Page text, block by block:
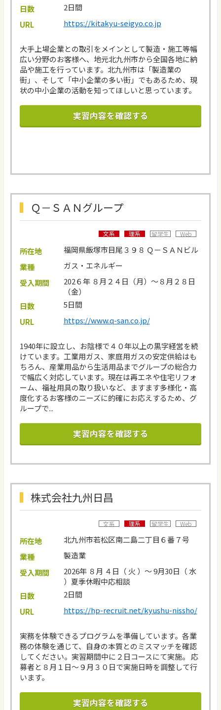
日数
2日間
URL
https://kitakyu-seigyo.co.jp
大手上場企業との取引をメインとして製造・施工等幅
広い分野のお客様へ、地元北九州市から全国各地に納
品や施工を行っています。北九州市は「製造業の
街」、そして「中小企業の多い街」でもあるため、現
状の中小企業の活動を知ってほしいと思っています。
実習内容を確認する
Ｑ－ＳＡＮグループ
文系 理系 留学生 Web
所在地
福岡県飯塚市目尾３９８ Ｑ－ＳＡＮビル
業種
ガス・エネルギー
受入期間
202６年 ８月２４日（月）～８月２８日
（金）
日数
5日間
URL
https://www.q-san.co.jp/
1940年に設立し、お陰様で４０年以上の黒字経営を続
けています。工業用ガス、家庭用ガスの安定供給はも
ちろん、産業用品から生活用品までグループの総合力
で幅広く対応しています。現在は再エネや住宅リフォ
ーム、福祉用具の取り扱いなど、ますます多様化・高
度化するお客様のニーズに的確にお応えするため、グ
ループで...
実習内容を確認する
株式会社九州日昌
文系 理系 留学生 Web
所在地
北九州市若松区南二島二丁目６番７号
業種
製造業
受入期間
2026年 ８月 ４日（ 火 ）～ 9月30日（ 水
）夏季休暇中応相談
日数
2日間
URL
https://hp-recruit.net/kyushu-nissho/
実務を体験できるプログラムを準備しています。各業
務の体験を通じて、自身の本質とのミスマッチを確認
してください。実習期間中に２日コースにて実施。 応
募者と８月１日～９月３０日で実施日時を調整して行
います。
実習内容を確認する